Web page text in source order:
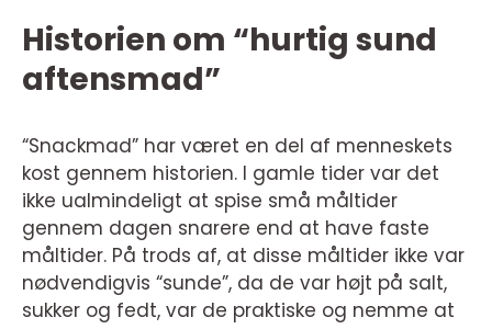
Historien om “hurtig sund
aftensmad”
“Snackmad” har været en del af menneskets
kost gennem historien. I gamle tider var det
ikke ualmindeligt at spise små måltider
gennem dagen snarere end at have faste
måltider. På trods af, at disse måltider ikke var
nødvendigvis “sunde”, da de var højt på salt,
sukker og fedt, var de praktiske og nemme at